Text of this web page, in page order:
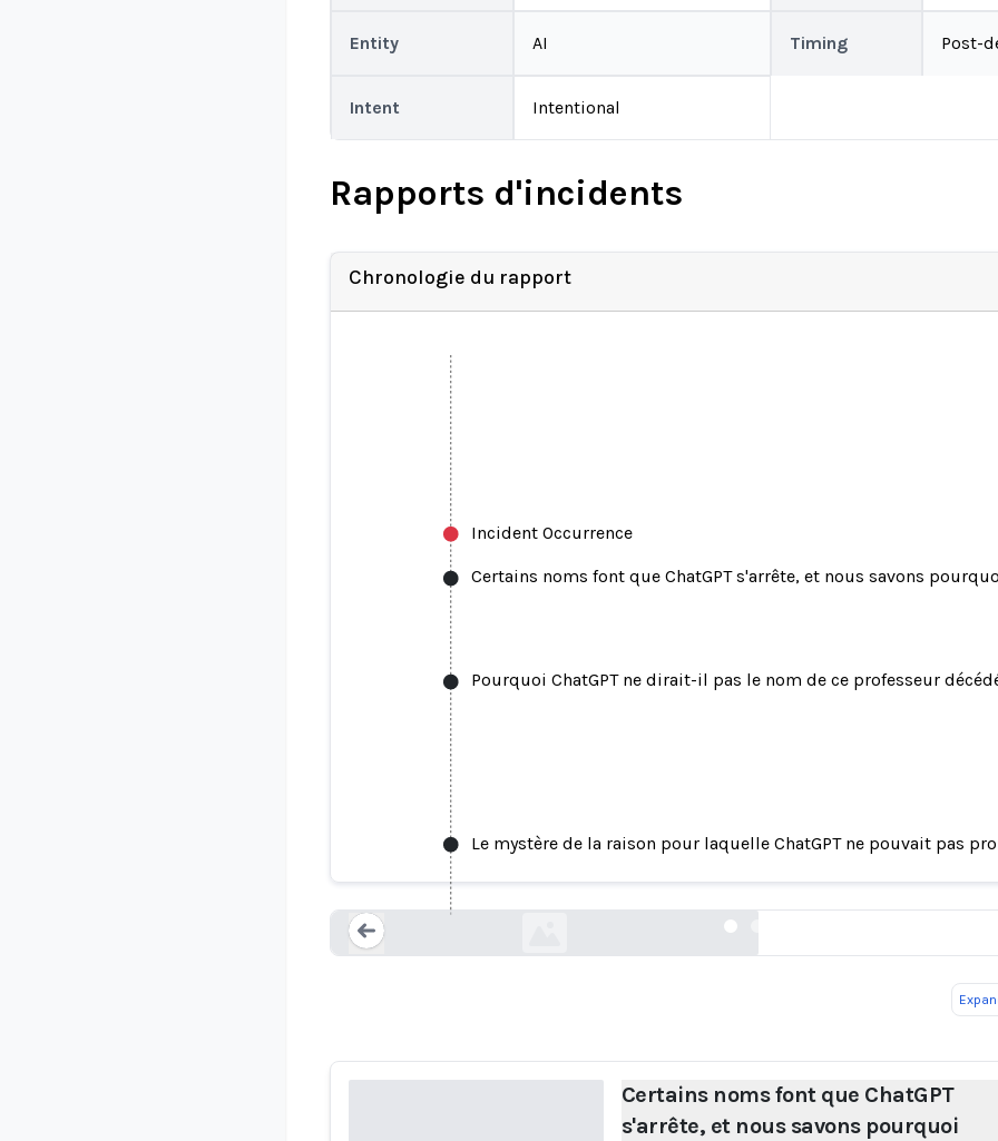
Entity AI Timing Post-
Intent Intentional
Rapports d'incidents
Chronologie du rapport
Incident Occurrence
Certains noms font que ChatGPT s'arrête, et nous savons
Pourquoi ChatGPT ne dirait-il pas le nom de ce professeur
Le mystère de la raison pour laquelle ChatGPT ne pouvait pas
Loading...
Certains noms font que ChatGPT s'arrête, et nous
Certains noms font que ChatGPT
s'arrête, et nous savons pourquoi